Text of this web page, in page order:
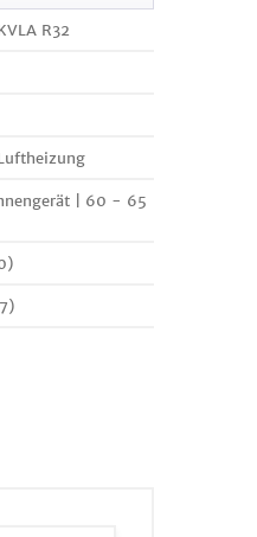
R32
| 60 - 65